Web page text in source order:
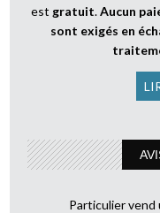
est gratuit.Aucun
sont exigés en
Particulier